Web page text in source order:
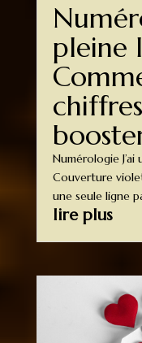
pleine
Numérologie
Couverture
une seule ligne
lire plus